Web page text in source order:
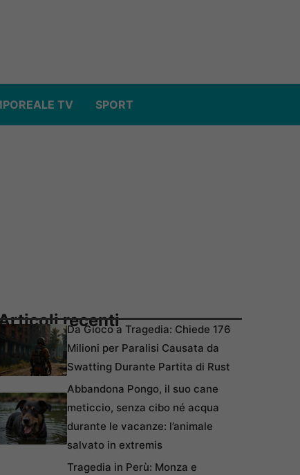
TV SPORT
recenti
Da Gioco a Tragedia: Chiede 176
Milioni per Paralisi Causata da
Swatting Durante Partita di Rust
Abbandona Pongo, il suo cane
meticcio, senza cibo né acqua
durante le vacanze: l’animale
salvato in extremis
Tragedia in Perù: Monza e